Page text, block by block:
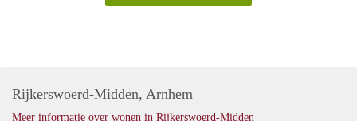
Rijkerswoerd-Midden, Arnhem
Meer informatie over wonen in Rijkerswoerd-Midden